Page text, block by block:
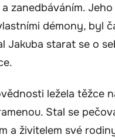
zanedbáváním.
démony, byl
Jakuba starat se o
ležela těžce
Stal se
a živitelem své